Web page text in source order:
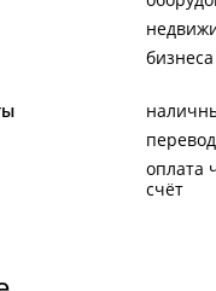
бизнеса
оплата
счёт